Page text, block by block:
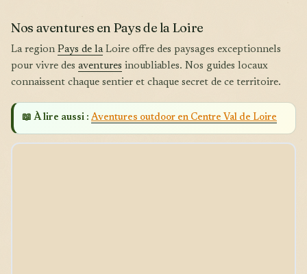
Nos aventures en Pays de la Loire
La region Pays de laLoire offre des paysages exceptionnels
pour vivre des aventures inoubliables. Nos guides locaux
connaissent chaque sentier et chaque secret de ce territoire.
📖 À lire aussi : Aventures outdoor en Centre Val de Loire